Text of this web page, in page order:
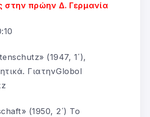
στην πρώην Δ. Γερμανία
(1947, 1´),
ΓιατηνGlobol
(1950, 2´) Το